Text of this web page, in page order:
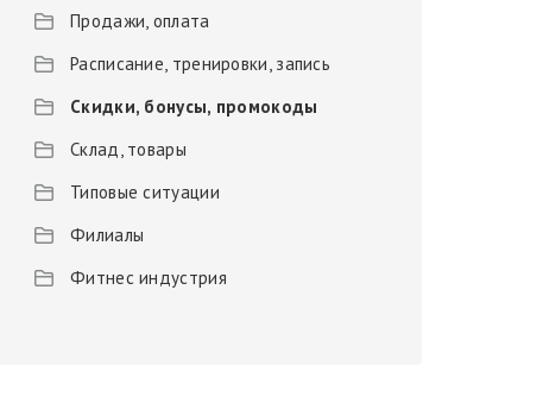
Продажи, оплата
Расписание, тренировки, запись
Скидки, бонусы, промокоды
Склад, товары
Типовые ситуации
Филиалы
Фитнес индустрия